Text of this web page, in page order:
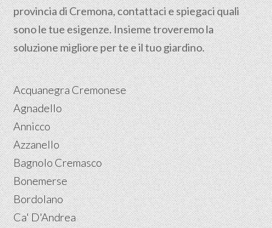
provincia di Cremona, contattaci e spiegaci quali
sono le tue esigenze. Insieme troveremo la
soluzione migliore per te e il tuo giardino.
Acquanegra Cremonese
Agnadello
Annicco
Azzanello
Bagnolo Cremasco
Bonemerse
Bordolano
Ca' D'Andrea